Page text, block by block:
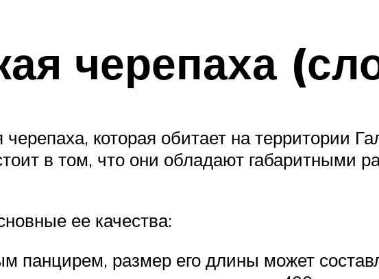
черепаха
которая обитает на территории
в том, что они обладают габаритными
ее качества:
панцирем, размер его длины может